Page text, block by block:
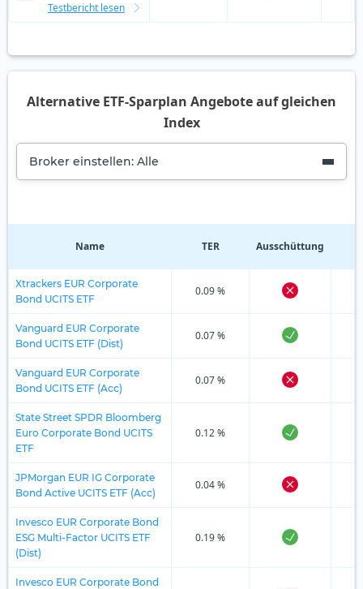
Testbericht lesen
Alternative ETF-Sparplan Angebote auf gleichen
Index
Broker einstellen: Alle
Name TER Ausschüttung
Xtrackers EUR Corporate
Bond UCITS ETF
0.09 %
Vanguard EUR Corporate
Bond UCITS ETF (Dist)
0.07 %
Vanguard EUR Corporate
Bond UCITS ETF (Acc)
0.07 %
State Street SPDR Bloomberg
Euro Corporate Bond UCITS
ETF
0.12 %
JPMorgan EUR IG Corporate
Bond Active UCITS ETF (Acc)
0.04 %
Invesco EUR Corporate Bond
ESG Multi-Factor UCITS ETF
(Dist)
0.19 %
Invesco EUR Corporate Bond